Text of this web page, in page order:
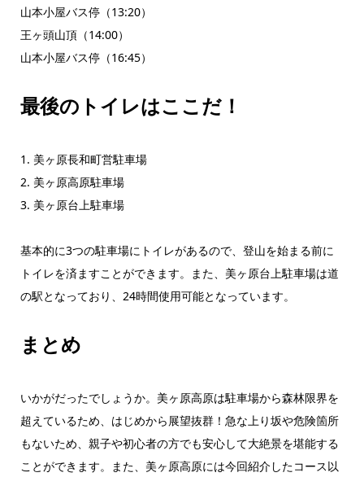
山本小屋バス停（13:20）
王ヶ頭山頂（14:00）
山本小屋バス停（16:45）
最後のトイレはここだ！
1. 美ヶ原長和町営駐車場
2. 美ヶ原高原駐車場
3. 美ヶ原台上駐車場
基本的に3つの駐車場にトイレがあるので、登山を始まる前に
トイレを済ますことができます。また、美ヶ原台上駐車場は道
の駅となっており、24時間使用可能となっています。
まとめ
いかがだったでしょうか。美ヶ原高原は駐車場から森林限界を
超えているため、はじめから展望抜群！急な上り坂や危険箇所
もないため、親子や初心者の方でも安心して大絶景を堪能する
ことができます。また、美ヶ原高原には今回紹介したコース以